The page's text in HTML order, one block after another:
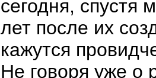
сегодня, спустя
лет после их
кажутся
Не говоря уже о